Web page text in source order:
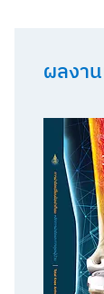
ผลงา